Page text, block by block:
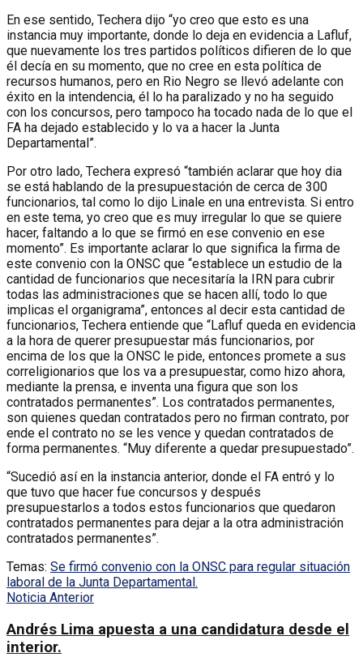
En ese sentido, Techera dijo “yo creo que esto es una
instancia muy importante, donde lo deja en evidencia a Lafluf,
que nuevamente los tres partidos políticos difieren de lo que
él decía en su momento, que no cree en esta política de
recursos humanos, pero en Rio Negro se llevó adelante con
éxito en la intendencia, él lo ha paralizado y no ha seguido
con los concursos, pero tampoco ha tocado nada de lo que el
FA ha dejado establecido y lo va a hacer la Junta
Departamental”.
Por otro lado, Techera expresó “también aclarar que hoy dia
se está hablando de la presupuestación de cerca de 300
funcionarios, tal como lo dijo Linale en una entrevista. Si entro
en este tema, yo creo que es muy irregular lo que se quiere
hacer, faltando a lo que se firmó en ese convenio en ese
momento”. Es importante aclarar lo que significa la firma de
este convenio con la ONSC que “establece un estudio de la
cantidad de funcionarios que necesitaría la IRN para cubrir
todas las administraciones que se hacen allí, todo lo que
implicas el organigrama”, entonces al decir esta cantidad de
funcionarios, Techera entiende que “Lafluf queda en evidencia
a la hora de querer presupuestar más funcionarios, por
encima de los que la ONSC le pide, entonces promete a sus
correligionarios que los va a presupuestar, como hizo ahora,
mediante la prensa, e inventa una figura que son los
contratados permanentes”. Los contratados permanentes,
son quienes quedan contratados pero no firman contrato, por
ende el contrato no se les vence y quedan contratados de
forma permanentes. “Muy diferente a quedar presupuestado”.
“Sucedió así en la instancia anterior, donde el FA entró y lo
que tuvo que hacer fue concursos y después
presupuestarlos a todos estos funcionarios que quedaron
contratados permanentes para dejar a la otra administración
contratados permanentes”.
Temas: Se firmó convenio con la ONSC para regular situación
laboral de la Junta Departamental.
Noticia Anterior
Andrés Lima apuesta a una candidatura desde el
interior.